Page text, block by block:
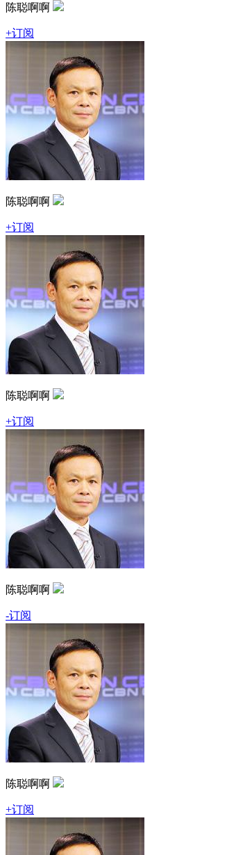
陈聪啊啊
+订阅
陈聪啊啊
+订阅
陈聪啊啊
+订阅
陈聪啊啊
-订阅
陈聪啊啊
+订阅